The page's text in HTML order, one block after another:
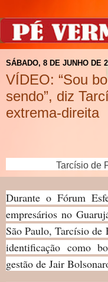
SÁBADO, 8 DE JUNHO DE
VÍDEO: “Sou
sendo”, diz
extrema-direita
Tarcísio de
Durante o Fórum
empresários no
São Paulo, Tarcísio de
identificação como
gestão de Jair